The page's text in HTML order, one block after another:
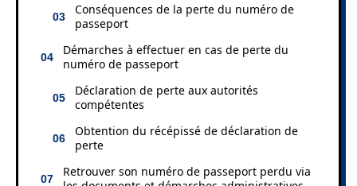
Conséquences de la perte du numéro de
passeport
Démarches à effectuer en cas de perte du
numéro de passeport
Déclaration de perte aux autorités
compétentes
Obtention du récépissé de déclaration de
perte
Retrouver son numéro de passeport perdu via